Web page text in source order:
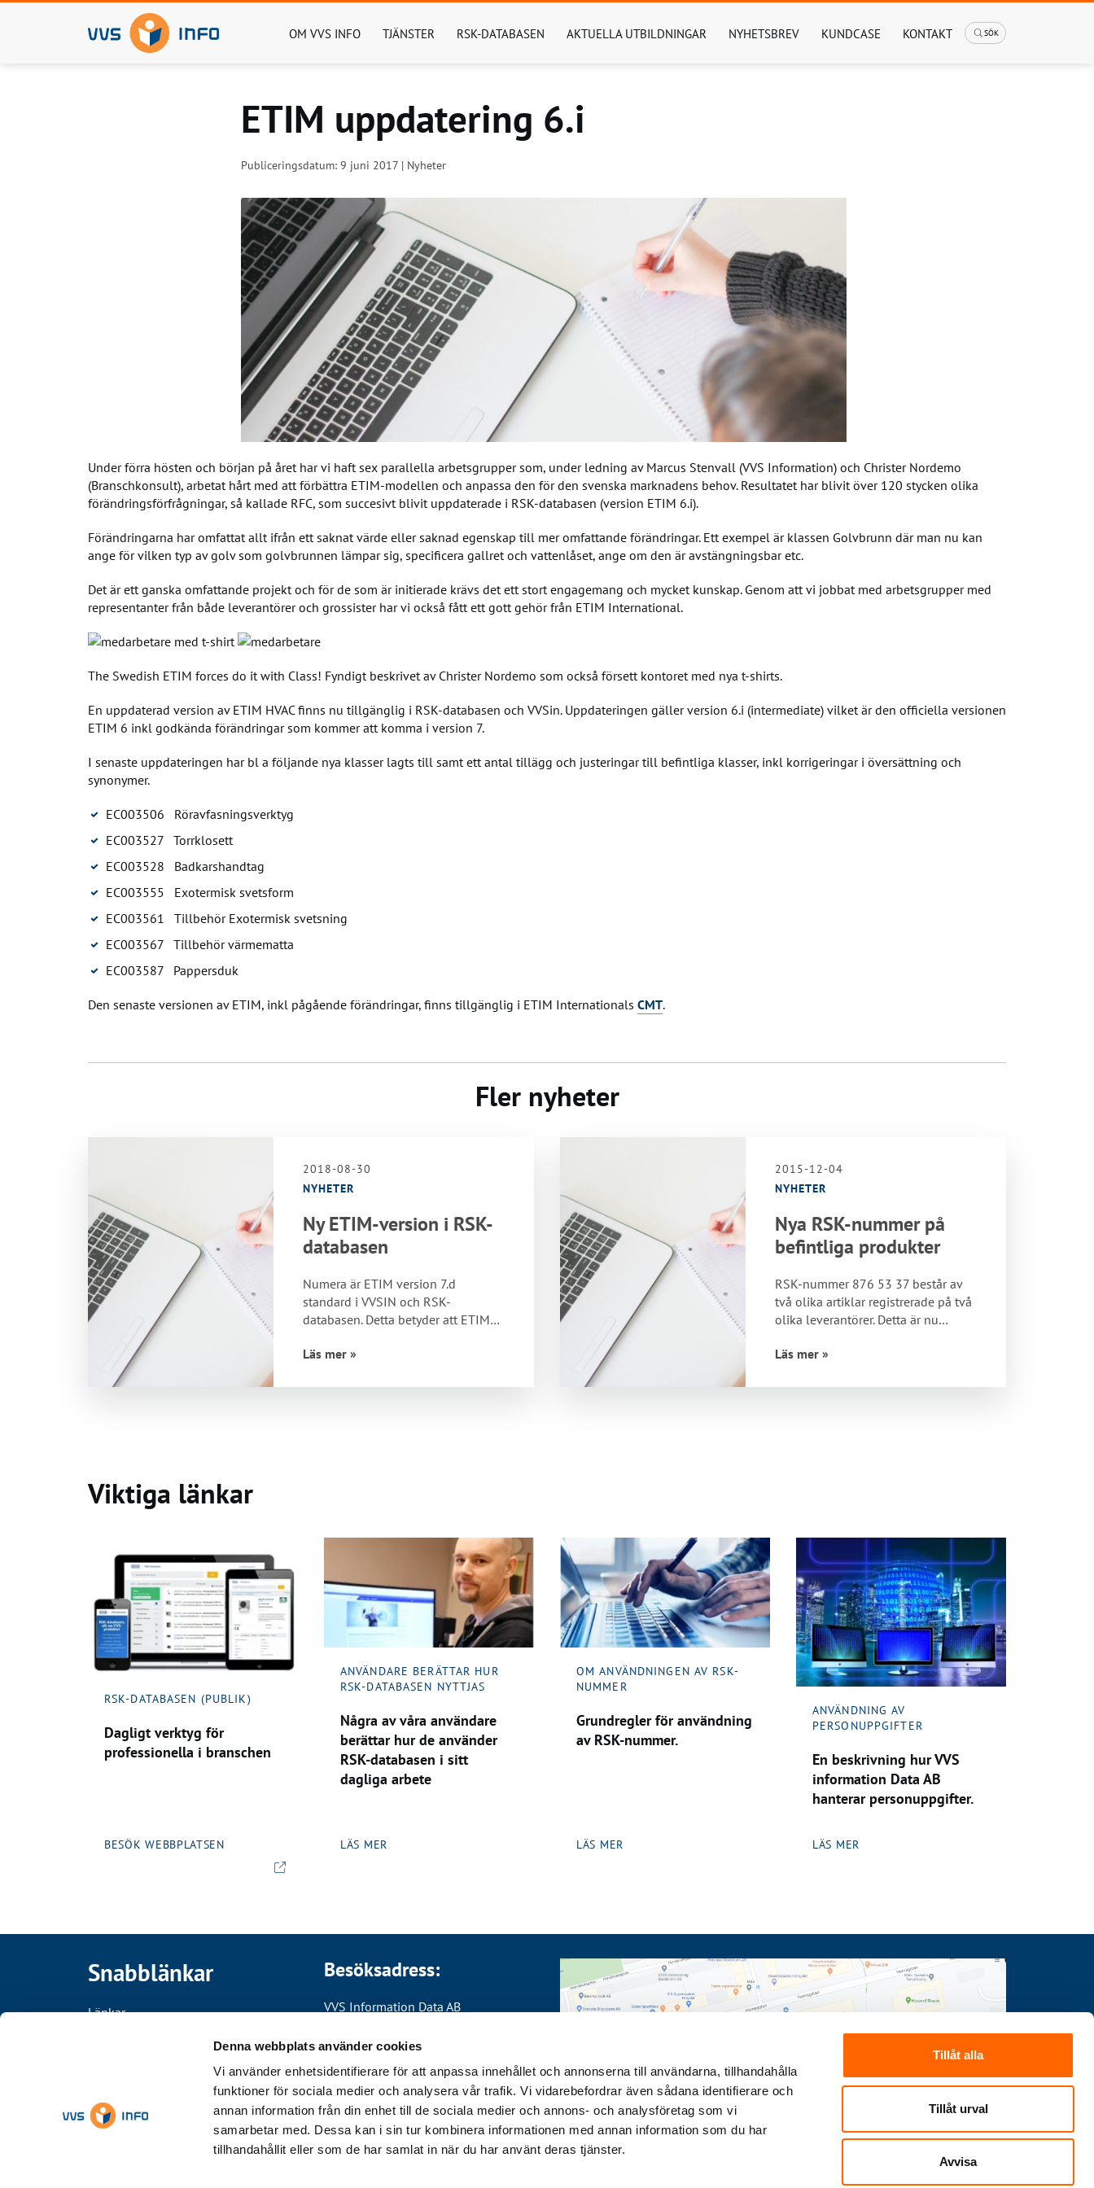
Denna webbplats använder cookies
Vi använder enhetsidentifierare för att anpassa innehållet och annonserna till användarna, tillhandahålla
funktioner för sociala medier och analysera vår trafik. Vi vidarebefordrar även sådana identifierare och
annan information från din enhet till de sociala medier och annons- och analysföretag som vi
samarbetar med. Dessa kan i sin tur kombinera informationen med annan information som du har
tillhandahållit eller som de har samlat in när du har använt deras tjänster.
Tillåt alla
Tillåt urval
Avvisa
OM VVS INFO TJÄNSTER RSK-DATABASEN AKTUELLA UTBILDNINGAR NYHETSBREV KUNDCASE KONTAKT SÖK
ETIM uppdatering 6.i
Publiceringsdatum: 9 juni 2017 | Nyheter
Under förra hösten och början på året har vi haft sex parallella arbetsgrupper som, under ledning av Marcus Stenvall (VVS Information) och Christer Nordemo
(Branschkonsult), arbetat hårt med att förbättra ETIM-modellen och anpassa den för den svenska marknadens behov. Resultatet har blivit över 120 stycken olika
förändringsförfrågningar, så kallade RFC, som succesivt blivit uppdaterade i RSK-databasen (version ETIM 6.i).
Förändringarna har omfattat allt ifrån ett saknat värde eller saknad egenskap till mer omfattande förändringar. Ett exempel är klassen Golvbrunn där man nu kan
ange för vilken typ av golv som golvbrunnen lämpar sig, specificera gallret och vattenlåset, ange om den är avstängningsbar etc.
Det är ett ganska omfattande projekt och för de som är initierade krävs det ett stort engagemang och mycket kunskap. Genom att vi jobbat med arbetsgrupper med
representanter från både leverantörer och grossister har vi också fått ett gott gehör från ETIM International.
The Swedish ETIM forces do it with Class! Fyndigt beskrivet av Christer Nordemo som också försett kontoret med nya t-shirts.
En uppdaterad version av ETIM HVAC finns nu tillgänglig i RSK-databasen och VVSin. Uppdateringen gäller version 6.i (intermediate) vilket är den officiella versionen
ETIM 6 inkl godkända förändringar som kommer att komma i version 7.
I senaste uppdateringen har bl a följande nya klasser lagts till samt ett antal tillägg och justeringar till befintliga klasser, inkl korrigeringar i översättning och
synonymer.
EC003506 Röravfasningsverktyg
EC003527 Torrklosett
EC003528 Badkarshandtag
EC003555 Exotermisk svetsform
EC003561 Tillbehör Exotermisk svetsning
EC003567 Tillbehör värmematta
EC003587 Pappersduk
Den senaste versionen av ETIM, inkl pågående förändringar, finns tillgänglig i ETIM Internationals CMT.
Fler nyheter
2018-08-30
NYHETER
Ny ETIM-version i RSK-
databasen
Numera är ETIM version 7.d
standard i VVSIN och RSK-
databasen. Detta betyder att ETIM
Läs mer »
2015-12-04
NYHETER
Nya RSK-nummer på
befintliga produkter
RSK-nummer 876 53 37 består av
två olika artiklar registrerade på två
olika leverantörer. Detta är nu
Läs mer »
Viktiga länkar
RSK-DATABASEN (PUBLIK)
Dagligt verktyg för
professionella i branschen
BESÖK WEBBPLATSEN
ANVÄNDARE BERÄTTAR HUR
RSK-DATABASEN NYTTJAS
Några av våra användare
berättar hur de använder
RSK-databasen i sitt
dagliga arbete
LÄS MER
OM ANVÄNDNINGEN AV RSK-
NUMMER
Grundregler för användning
av RSK-nummer.
LÄS MER
ANVÄNDNING AV
PERSONUPPGIFTER
En beskrivning hur VVS
information Data AB
hanterar personuppgifter.
LÄS MER
Snabblänkar
Länkar
Plattformen för
byggteknisk
produktinformation
Besöksadress:
VVS Information Data AB
117 41 Stockholm
Växel: 08-644 85 00